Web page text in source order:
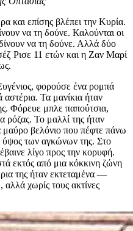
και επίσης βλέπει την Κυρία.
να τη δούνε. Καλούνται οι
να τη δούνε. Αλλά δύο
Ρισε 11 ετών και η Ζαν Μαρί
φορούσε ένα ρομπά
Τα μανίκια ήταν
Φόρευε μπλε παπούτσια,
ρόζας. Το μαλλί της ήταν
βελόνιο που πέφτε πάνω
ύψος των αγκώνων της. Στο
λίγο προς την κορυφή.
εκτός από μια κόκκινη ζώνη
της ήταν εκτεταμένα —
χωρίς τους ακτίνες